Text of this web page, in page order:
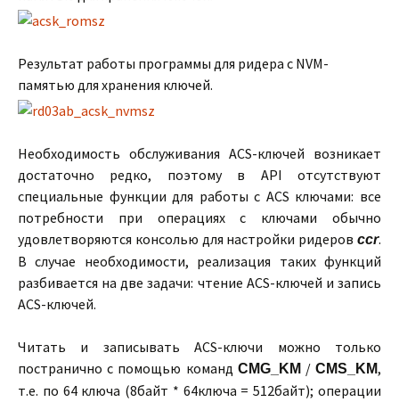
Результат работы программы для ридера с NVM-
памятью для хранения ключей.
Необходимость обслуживания ACS-ключей возникает
достаточно редко, поэтому в API отсутствуют
специальные функции для работы с ACS ключами: все
потребности при операциях с ключами обычно
удовлетворяются консолью для настройки ридеров ccr.
В случае необходимости, реализация таких функций
разбивается на две задачи: чтение ACS-ключей и запись
ACS-ключей.
Читать и записывать ACS-ключи можно только
постранично с помощью команд CMG_KM/CMS_KM,
т.е. по 64 ключа (8байт * 64ключа = 512байт); операции